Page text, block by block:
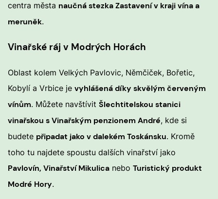
centra města naučná stezka Zastavení v kraji vína a
meruněk.
Vinařské ráj v Modrých Horách
Oblast kolem Velkých Pavlovic, Němčiček, Bořetic,
Kobylí a Vrbice je vyhlášená díky skvělým červeným
vínům. Můžete navštívit Šlechtitelskou stanici
vinařskou s Vinařským penzionem André, kde si
budete připadat jako v dalekém Toskánsku. Kromě
toho tu najdete spoustu dalších vinařství jako
Pavlovín, Vinařství Mikulica nebo Turistický produkt
Modré Hory.